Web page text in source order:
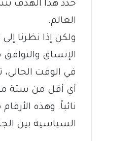
العالم.
ولكن إذا نظرنا
الإتساق والتوافق
نائباً. وهذه
السياسية بين